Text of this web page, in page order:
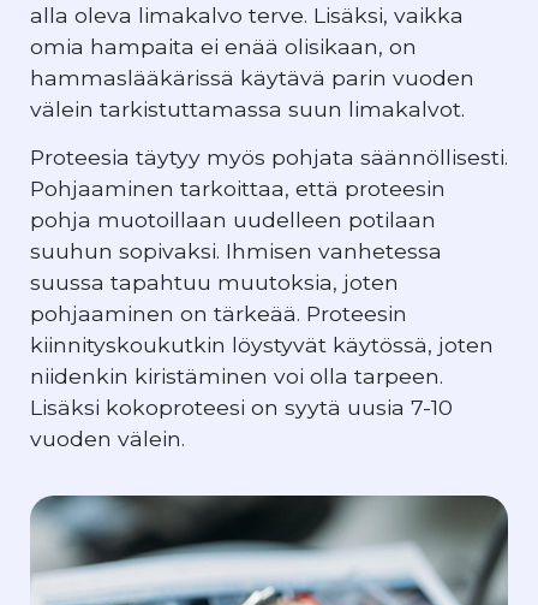
alla oleva limakalvo terve. Lisäksi, vaikka
omia hampaita ei enää olisikaan, on
hammaslääkärissä käytävä parin vuoden
välein tarkistuttamassa suun limakalvot.
Proteesia täytyy myös pohjata säännöllisesti.
Pohjaaminen tarkoittaa, että proteesin
pohja muotoillaan uudelleen potilaan
suuhun sopivaksi. Ihmisen vanhetessa
suussa tapahtuu muutoksia, joten
pohjaaminen on tärkeää. Proteesin
kiinnityskoukutkin löystyvät käytössä, joten
niidenkin kiristäminen voi olla tarpeen.
Lisäksi kokoproteesi on syytä uusia 7-10
vuoden välein.